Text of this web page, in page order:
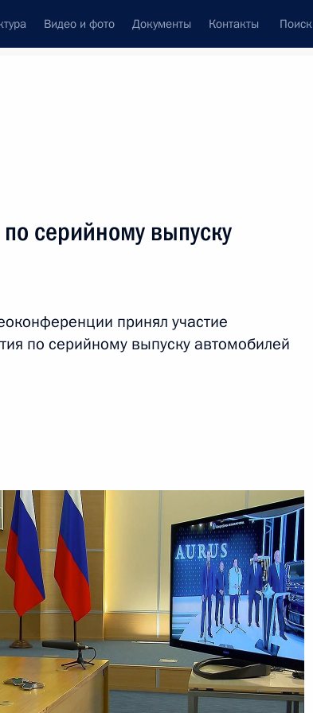
Видео и фото Документы Контакты Поиск
следующие материалы
Совета по делам
Стратегии
до 2025 года
Хабаровского края
серийному выпуску
принял участие
по серийному выпуску автомобилей